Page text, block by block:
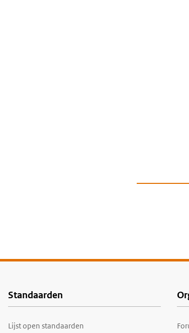
Voet
Standaarden
Lijst open standaarden